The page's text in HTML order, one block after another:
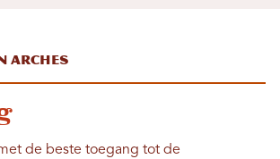
Arches
de beste toegang tot de